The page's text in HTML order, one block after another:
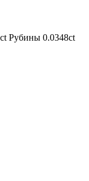
Рубины 0.0348ct